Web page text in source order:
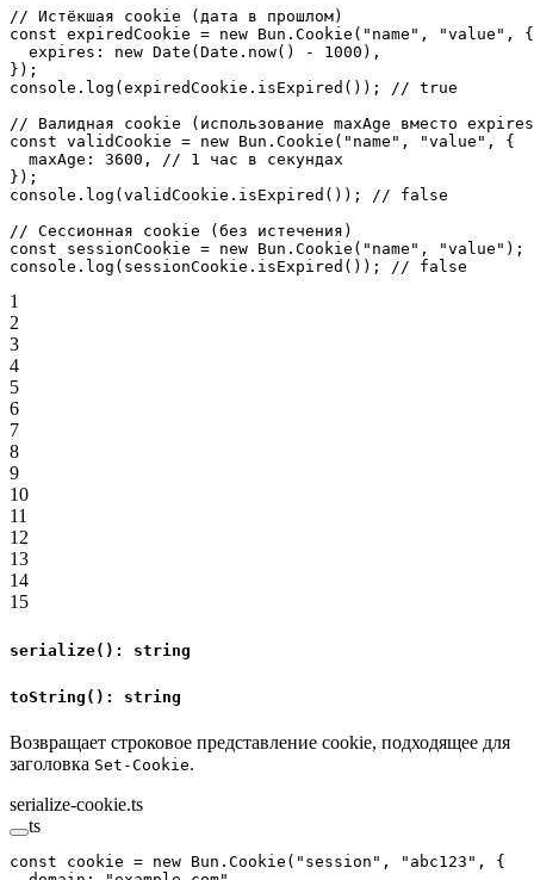
// Истёкшая cookie (дата в прошлом)
const expiredCookie = new Bun. Cookie ( "name" , "value" , {
  expires:
new Date (Date. now() - 1000 ),
});
console. log (expiredCookie. isExpired ()); // true
// Валидная cookie (использование maxAge вместо
const validCookie = new Bun. Cookie ( "name" , "value" , {
  maxAge:
3600 , // 1 час в секундах
});
console. log (validCookie. isExpired ()); // false
// Сессионная cookie (без истечения)
const sessionCookie = new Bun. Cookie ( "name" , "value" );
console. log (sessionCookie. isExpired ()); // false
1
2
3
4
5
6
7
8
9
10
11
12
13
14
15
serialize(): string
toString(): string
Возвращает строковое представление cookie, подходящее для
заголовка Set-Cookie.
serialize-cookie.ts
ts
const cookie = new Bun. Cookie ( "session" , "abc123" , {